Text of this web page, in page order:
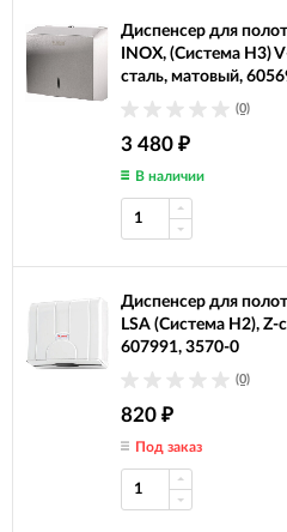
Диспенсер для
INOX, (Система H3)
сталь, матовый,
(0)
3 480 ₽
В наличии
Диспенсер для
LSA (Система H2),
607991, 3570-0
(0)
820 ₽
Под заказ